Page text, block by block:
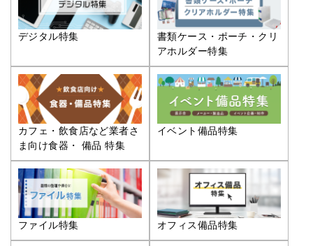
デジタル特集
書類ケース・ポーチ・クリ
アホルダー特集
カフェ・飲食店など業者さ
ま向け食器・ 備品 特集
イベント備品特集
ファイル特集 オフィス備品特集